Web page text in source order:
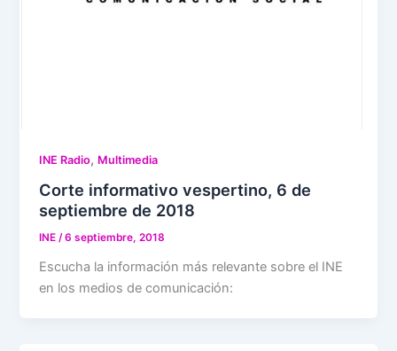
INE Radio, Multimedia
Corte informativo vespertino, 6 de
septiembre de 2018
INE/6 septiembre, 2018
Escucha la información más relevante sobre el INE
en los medios de comunicación: